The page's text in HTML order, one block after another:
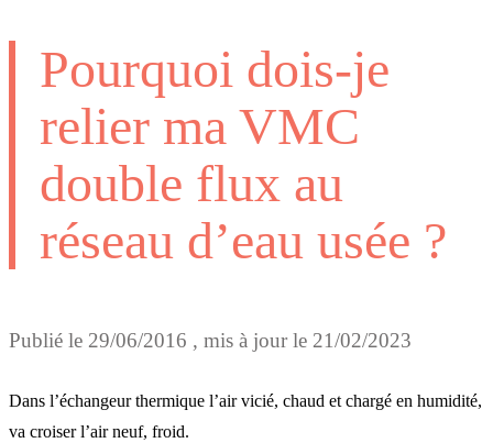
Pourquoi dois-je
relier ma VMC
double flux au
réseau d’eau usée ?
Publié le 29/06/2016 , mis à jour le 21/02/2023
Dans l’échangeur thermique l’air vicié, chaud et chargé en humidité,
va croiser l’air neuf, froid.